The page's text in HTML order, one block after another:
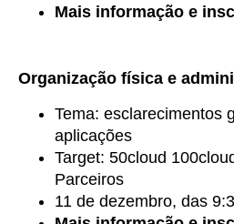
Mais informação e
Organização física e
Tema: esclarecimentos
aplicações
Target: 50cloud
Parceiros
11 de dezembro, das